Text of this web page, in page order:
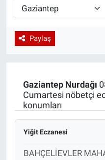
Paylaş
Gaziantep Nurdağı
Cumartesi nöbetçi
konumları
Yiğit Eczanesi
BAHÇELİEVLER